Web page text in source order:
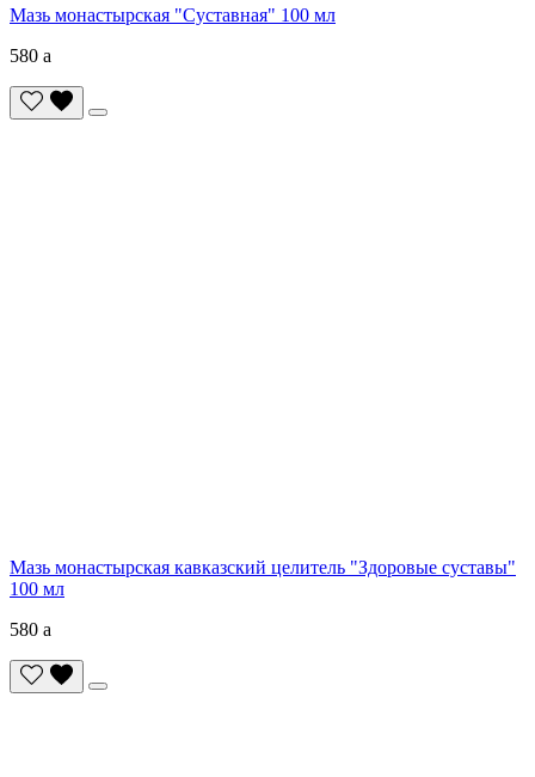
Мазь монастырская "Суставная" 100 мл
580 a
Мазь монастырская кавказский целитель "Здоровые суставы"
100 мл
580 a